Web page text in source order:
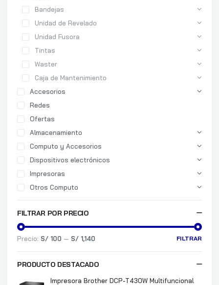
Bandejas
Unidad de Revelado
Unidad Fusora
Tintas
Waster
Caja de Mantenimiento
Accesorios
Redes
Ofertas
Almacenamiento
Computo y Accesorios
Dispositivos electrónicos
Impresoras
Otros Computo
FILTRAR POR PRECIO
FILTRAR
Precio: S/ 100 — S/ 1,140
PRODUCTO DESTACADO
Impresora Brother DCP-T430W Multifuncional